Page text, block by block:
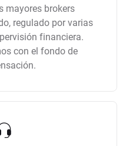
mayores brokers
regulado por varias
financiera.
con el fondo de